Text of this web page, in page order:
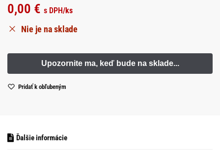
0,00 € s DPH/ks
Nie je na sklade
Pridať k obľubeným
Ďalšie informácie